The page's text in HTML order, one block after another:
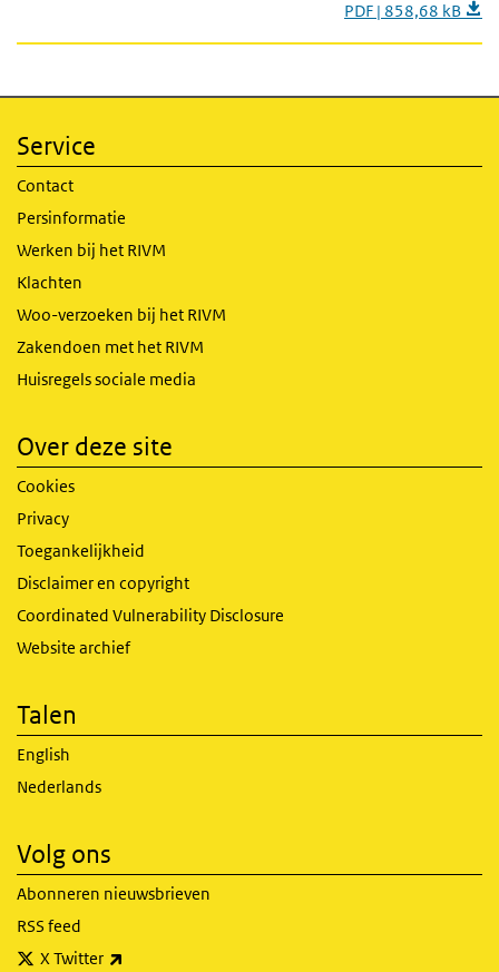
PDF | 858,68 kB
Service
Contact
Persinformatie
Werken bij het RIVM
Klachten
Woo-verzoeken bij het RIVM
Zakendoen met het RIVM
Huisregels sociale media
Over deze site
Cookies
Privacy
Toegankelijkheid
Disclaimer en copyright
Coordinated Vulnerability Disclosure
Website archief
Talen
English
Nederlands
Volg ons
Abonneren nieuwsbrieven
RSS feed
X Twitter